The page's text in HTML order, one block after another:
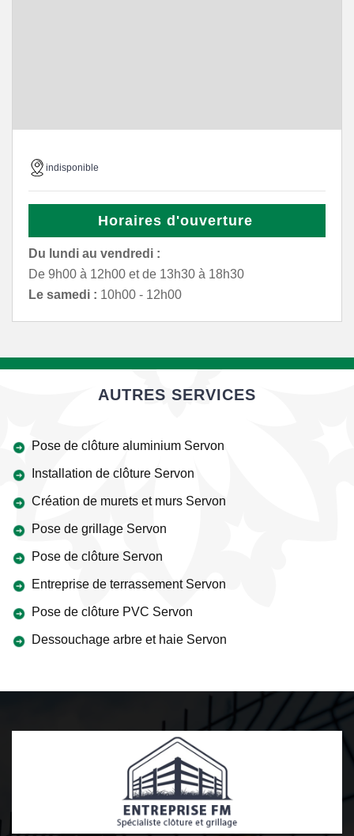
indisponible
Horaires d'ouverture
Du lundi au vendredi :
De 9h00 à 12h00 et de 13h30 à 18h30
Le samedi : 10h00 - 12h00
AUTRES SERVICES
Pose de clôture aluminium Servon
Installation de clôture Servon
Création de murets et murs Servon
Pose de grillage Servon
Pose de clôture Servon
Entreprise de terrassement Servon
Pose de clôture PVC Servon
Dessouchage arbre et haie Servon